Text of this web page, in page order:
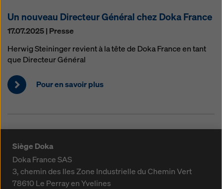
Un nouveau Directeur Général chez Doka France
17.07.2025 | Presse
Herwig Steininger revient à la tête de Doka France en tant
que Directeur Général
Pour en savoir plus
Siège Doka
Doka France SAS
3, chemin des IlesZone Industrielle du Chemin Vert
78610Le Perray en Yvelines